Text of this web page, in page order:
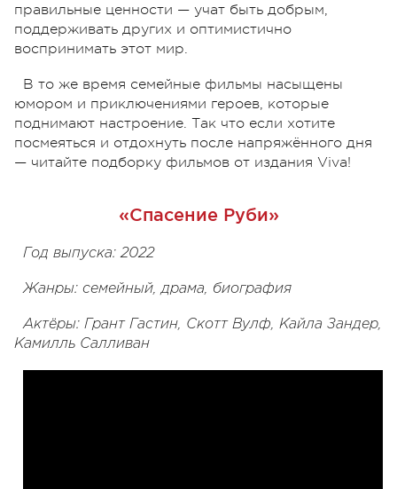
правильные ценности — учат быть добрым,
поддерживать других и оптимистично
воспринимать этот мир.
В то же время семейные фильмы насыщены
юмором и приключениями героев, которые
поднимают настроение. Так что если хотите
посмеяться и отдохнуть после напряжённого дня
— читайте подборку фильмов от издания Viva!
«Спасение Руби»
Год выпуска: 2022
Жанры: семейный, драма, биография
Актёры: Грант Гастин, Скотт Вулф, Кайла Зандер,
Камилль Салливан